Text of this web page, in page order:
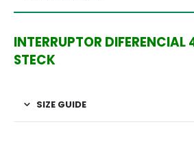
INTERRUPTOR
STECK
SIZE GUIDE